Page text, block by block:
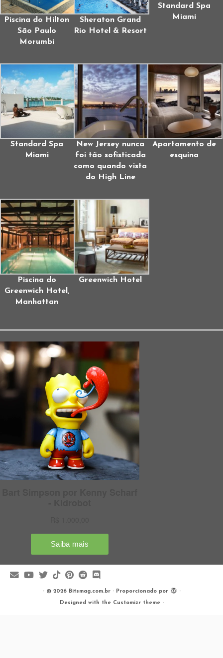
Piscina do Hilton
São Paulo
Morumbi
Sheraton Grand
Rio Hotel & Resort
Standard Spa
Miami
Standard Spa
Miami
New Jersey nunca
foi tão sofisticada
como quando vista
do High Line
Apartamento de
esquina
Piscina do
Greenwich Hotel,
Manhattan
Greenwich Hotel
· © 2026 Bitsmag.com.br· Proporcionado por ·
Designed with the Customizr theme ·